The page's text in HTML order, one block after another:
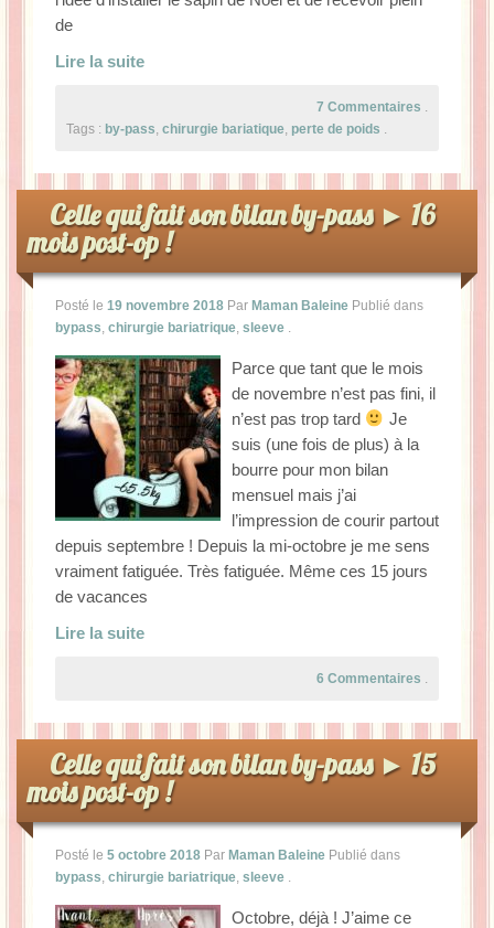
de
Lire la suite
7 Commentaires .
Tags : by-pass, chirurgie bariatique, perte de poids .
Celle qui fait son bilan by-pass ► 16
mois post-op !
Posté le 19 novembre 2018 Par Maman Baleine Publié dans
bypass, chirurgie bariatrique, sleeve .
Parce que tant que le mois
de novembre n’est pas fini, il
n’est pas trop tard
Je
suis (une fois de plus) à la
bourre pour mon bilan
mensuel mais j’ai
l’impression de courir partout
depuis septembre ! Depuis la mi-octobre je me sens
vraiment fatiguée. Très fatiguée. Même ces 15 jours
de vacances
Lire la suite
6 Commentaires .
Celle qui fait son bilan by-pass ► 15
mois post-op !
Posté le 5 octobre 2018 Par Maman Baleine Publié dans
bypass, chirurgie bariatrique, sleeve .
Octobre, déjà ! J’aime ce